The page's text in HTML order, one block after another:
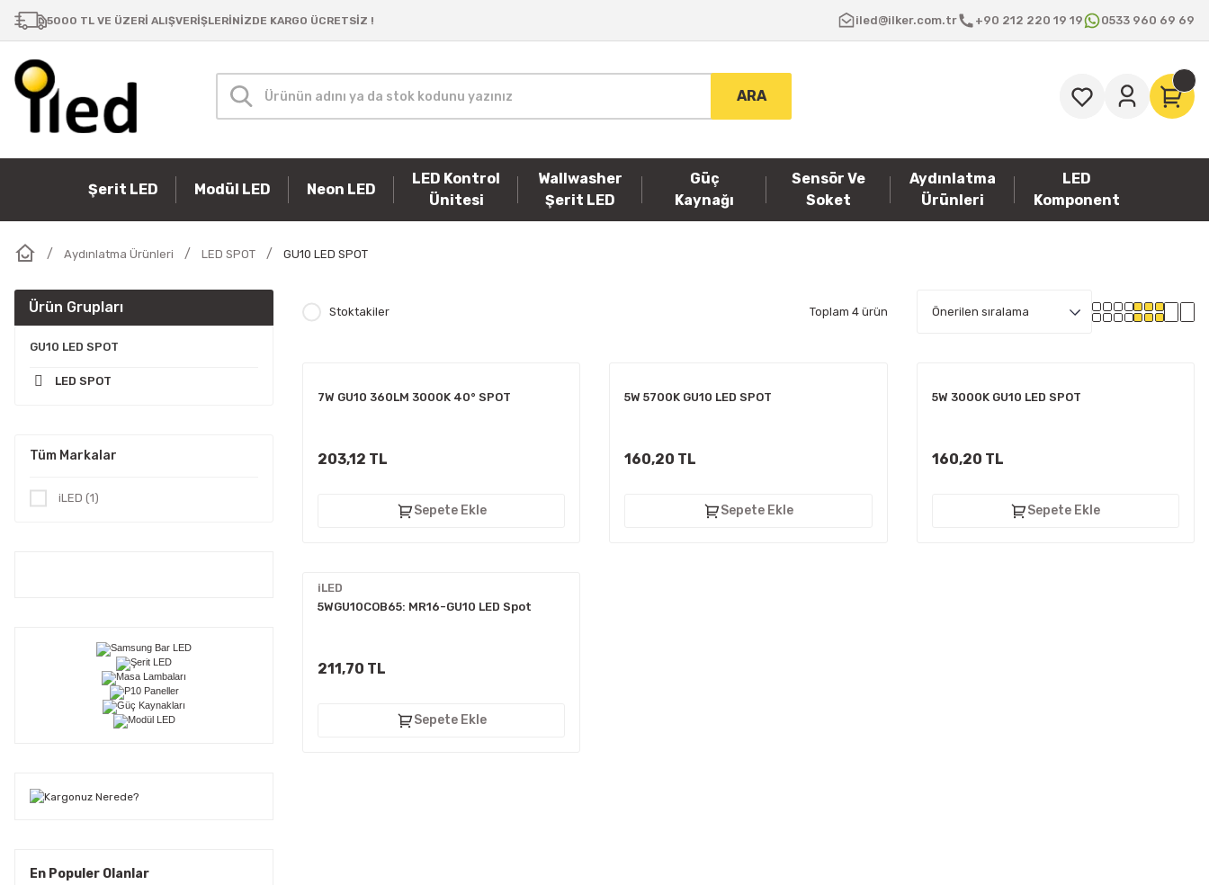
5000 TL VE ÜZERİ ALIŞVERİŞLERİNİZDE KARGO ÜCRETSİZ ! iled@ilker.com.tr +90 212 220 19 19 0533 960 69 69
ARA
Şerit LED Modül LED Neon LED
LED Kontrol
Ünitesi
Wallwasher
Şerit LED
Güç
Kaynağı
Sensör Ve
Soket
Aydınlatma
Ürünleri
LED
Komponent
Aydınlatma Ürünleri LED SPOT GU10 LED SPOT
Ürün Grupları
GU10 LED SPOT
LED SPOT
Tüm Markalar
iLED (1)
Samsung Bar LED
Şerit LED
Masa Lambaları
P10 Paneller
Güç Kaynakları
Modül LED
En Populer Olanlar
Stoktakiler Toplam 4 ürün
7W GU10 360LM 3000K 40° SPOT
203,12 TL
Sepete Ekle
5W 5700K GU10 LED SPOT
160,20 TL
Sepete Ekle
5W 3000K GU10 LED SPOT
160,20 TL
Sepete Ekle
iLED
5WGU10COB65: MR16-GU10 LED Spot
211,70 TL
Sepete Ekle